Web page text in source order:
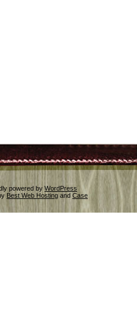
powered by WordPress
Best Web Hosting and Case